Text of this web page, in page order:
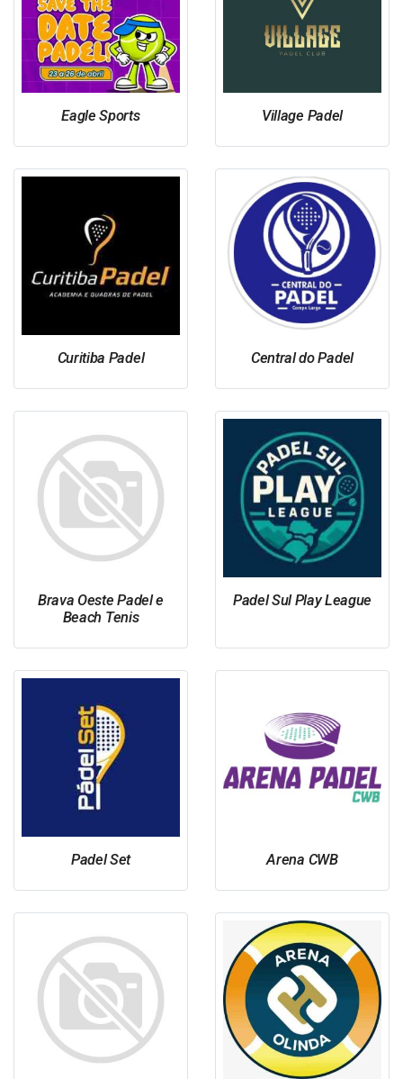
Eagle Sports Village Padel
Curitiba Padel Central do Padel
Brava Oeste Padel e
Beach Tenis
Padel Sul Play League
Padel Set Arena CWB